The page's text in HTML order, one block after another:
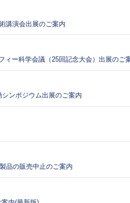
講演会出展のご案内
ィー科学会議（25回記念大会）出展のご
ンポジウム出展のご案内
品の販売中止のご案内